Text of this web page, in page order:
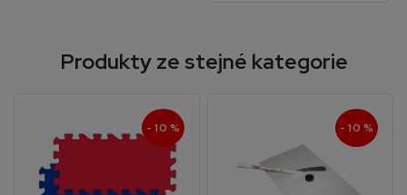
Produkty ze stejné kategorie
- 10 % - 10 %